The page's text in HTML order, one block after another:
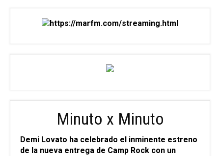
Minuto x Minuto
Demi Lovato ha celebrado el inminente estreno
de la nueva entrega de Camp Rock con un